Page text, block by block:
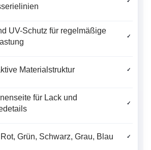
UV-Schutz für regelmäßige
✓
Materialstruktur ✓
für Lack und
✓
Grün, Schwarz, Grau, Blau ✓